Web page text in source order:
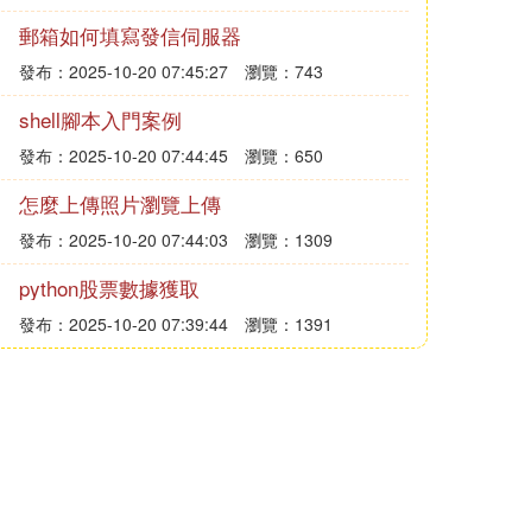
郵箱如何填寫發信伺服器
發布：2025-10-20 07:45:27 瀏覽：743
shell腳本入門案例
發布：2025-10-20 07:44:45 瀏覽：650
怎麼上傳照片瀏覽上傳
發布：2025-10-20 07:44:03 瀏覽：1309
python股票數據獲取
發布：2025-10-20 07:39:44 瀏覽：1391